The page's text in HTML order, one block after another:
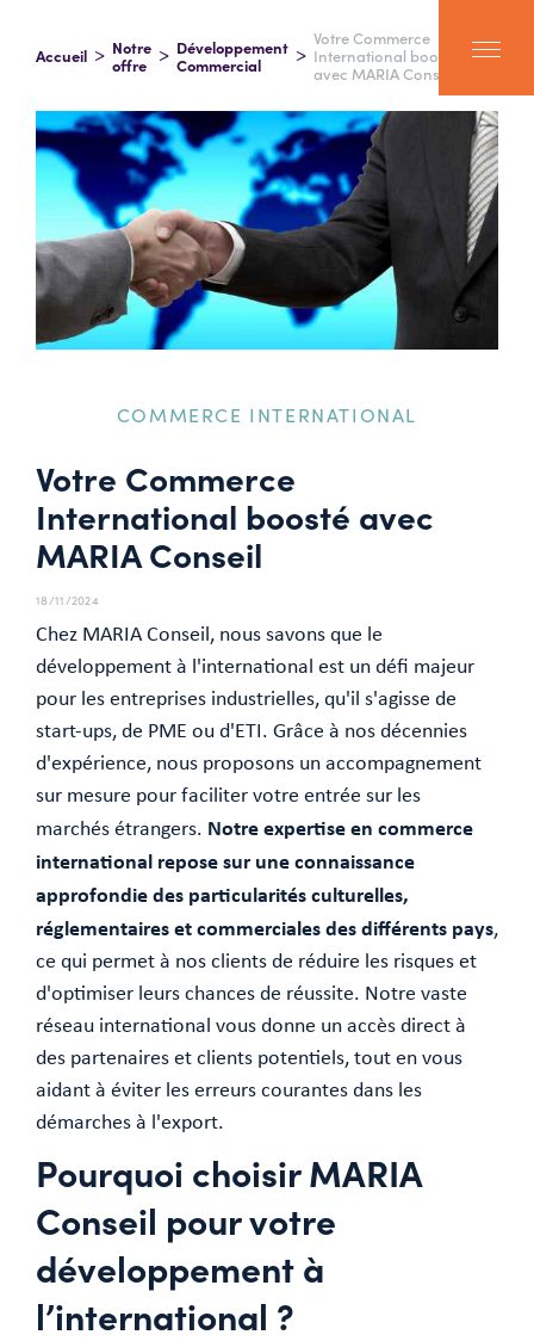
Accueil Notre
offre
Développement
Commercial
Votre Commerce
International boosté
avec MARIA Conseil
COMMERCE INTERNATIONAL
Votre Commerce
International boosté avec
MARIA Conseil
18/11/2024
Chez MARIA Conseil, nous savons que le
développement à l'international est un défi majeur
pour les entreprises industrielles, qu'il s'agisse de
start-ups, de PME ou d'ETI. Grâce à nos décennies
d'expérience, nous proposons un accompagnement
sur mesure pour faciliter votre entrée sur les
marchés étrangers. Notre expertise en commerce
international repose sur une connaissance
approfondie des particularités culturelles,
réglementaires et commerciales des différents pays,
ce qui permet à nos clients de réduire les risques et
d'optimiser leurs chances de réussite. Notre vaste
réseau international vous donne un accès direct à
des partenaires et clients potentiels, tout en vous
aidant à éviter les erreurs courantes dans les
démarches à l'export.
Pourquoi choisir MARIA
Conseil pour votre
développement à
l’international ?